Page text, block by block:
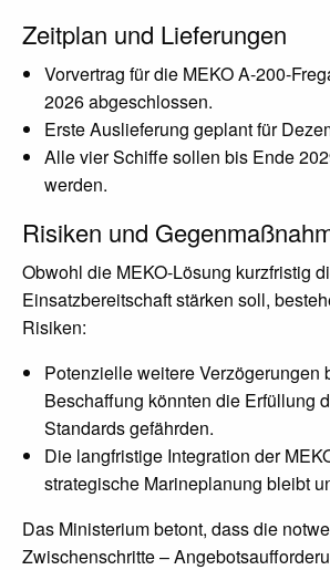
Zeitplan und Lieferungen
Vorvertrag für die MEKO A-200-
2026 abgeschlossen.
Erste Auslieferung geplant für
Alle vier Schiffe sollen bis Ende
werden.
Risiken und
Obwohl die MEKO-Lösung kurzfristig
Einsatzbereitschaft stärken soll,
Risiken:
Potenzielle weitere Verzögerungen
Beschaffung könnten die Erfüllung
Standards gefährden.
Die langfristige Integration der
strategische Marineplanung bleibt
Das Ministerium betont, dass die
Zwischenschritte –